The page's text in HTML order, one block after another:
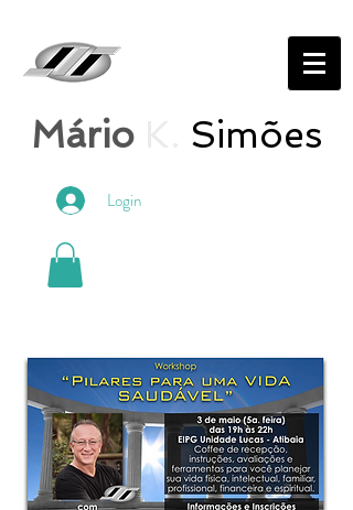
Mário Simões
Login